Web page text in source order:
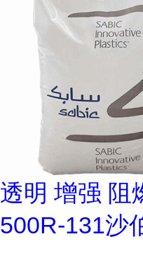
透明 增强 阻
500R-131沙